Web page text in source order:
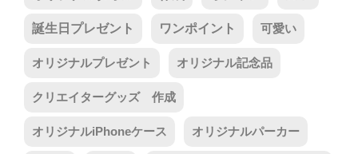
誕生日プレゼント ワンポイント 可愛い
オリジナルプレゼント オリジナル記念品
クリエイターグッズ 作成
オリジナルiPhoneケース オリジナルパーカー